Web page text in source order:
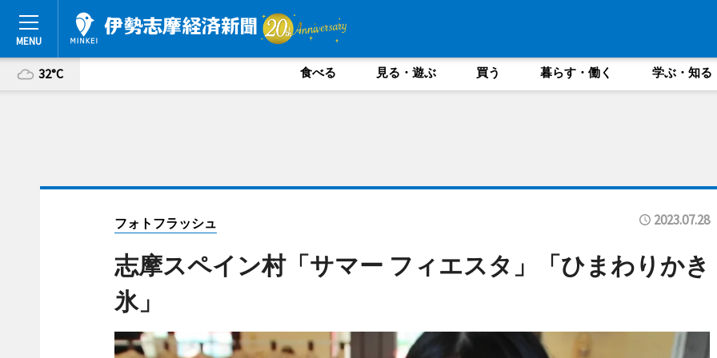
32°C 食べる 見る・遊ぶ 買う 暮らす・働く 学ぶ・知る
フォトフラッシュ 2023.07.28
志摩スペイン村「サマー フィエスタ」「ひまわりかき
氷」